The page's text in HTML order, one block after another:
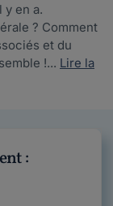
:
en a.
? Comment
et du
!... Lire la